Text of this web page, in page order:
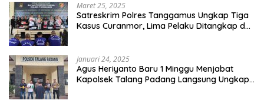
Maret 25, 2025
Satreskrim Polres Tanggamus Ungkap Tiga
Kasus Curanmor, Lima Pelaku Ditangkap dan
Januari 24, 2025
Agus Heriyanto Baru 1 Minggu Menjabat
Kapolsek Talang Padang Langsung Ungkap